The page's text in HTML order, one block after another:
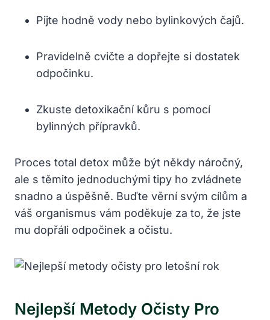
Pijte hodně⁢ vody nebo bylinkových čajů.
Pravidelně cvičte⁢ a​ dopřejte si‌ dostatek
odpočinku.
Zkuste‍ detoxikační kůru s pomocí
bylinných přípravků.
Proces total​ detox může ‌být někdy⁣ náročný,
ale s těmito ⁣jednoduchými tipy ho zvládnete
snadno a úspěšně. ⁤Buďte věrní svým cílům a
váš ⁣organismus vám poděkuje za to, že jste
mu‌ dopřáli odpočinek a očistu.
Nejlepší Metody Očisty ‌pro⁢